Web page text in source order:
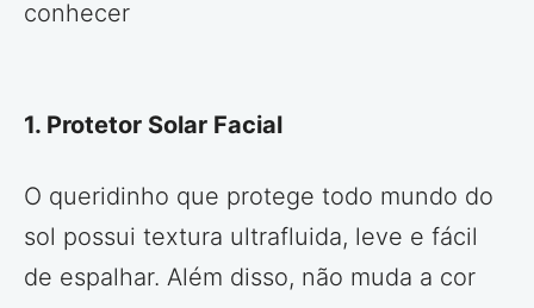
conhecer
1. Protetor Solar Facial
O queridinho que protege todo mundo do
sol possui textura ultrafluida, leve e fácil
de espalhar. Além disso, não muda a cor